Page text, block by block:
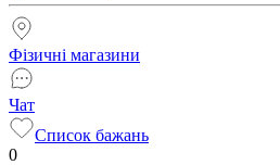
Фізичні магазини
Чат
Список бажань
0